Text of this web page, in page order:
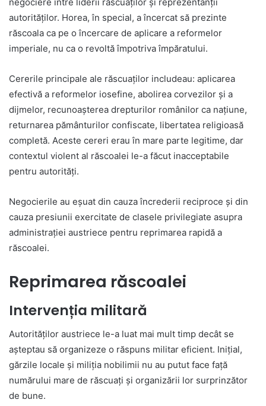
autorităților. Horea, în special, a încercat să prezinte
răscoala ca pe o încercare de aplicare a reformelor
imperiale, nu ca o revoltă împotriva împăratului.
Cererile principale ale răscuaților includeau: aplicarea
efectivă a reformelor iosefine, abolirea corvezilor și a
dijmelor, recunoașterea drepturilor românilor ca națiune,
returnarea pământurilor confiscate, libertatea religioasă
completă. Aceste cereri erau în mare parte legitime, dar
contextul violent al răscoalei le-a făcut inacceptabile
pentru autorități.
Negocierile au eșuat din cauza încrederii reciproce și din
cauza presiunii exercitate de clasele privilegiate asupra
administrației austriece pentru reprimarea rapidă a
răscoalei.
Reprimarea răscoalei
Intervenția militară
Autorităților austriece le-a luat mai mult timp decât se
așteptau să organizeze o răspuns militar eficient. Inițial,
gărzile locale și miliția nobilimii nu au putut face față
numărului mare de răscuați și organizării lor surprinzător
de bune.